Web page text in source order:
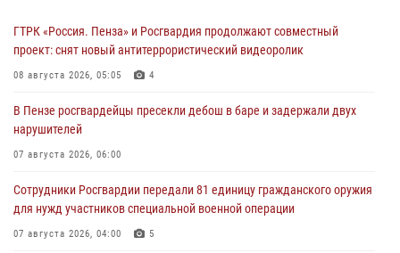
ГТРК «Россия. Пенза» и Росгвардия продолжают совместный
проект: снят новый антитеррористический видеоролик
08 августа 2026, 05:05 4
В Пензе росгвардейцы пресекли дебош в баре и задержали двух
нарушителей
07 августа 2026, 06:00
Сотрудники Росгвардии передали 81 единицу гражданского оружия
для нужд участников специальной военной операции
07 августа 2026, 04:00 5